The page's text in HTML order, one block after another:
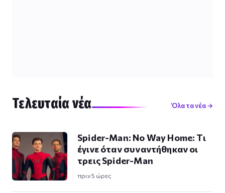
Τελευταία νέα Όλα τα νέα →
Spider-Man: No Way Home: Τι
έγινε όταν συναντήθηκαν οι
τρεις Spider-Man
πριν 5 ώρες